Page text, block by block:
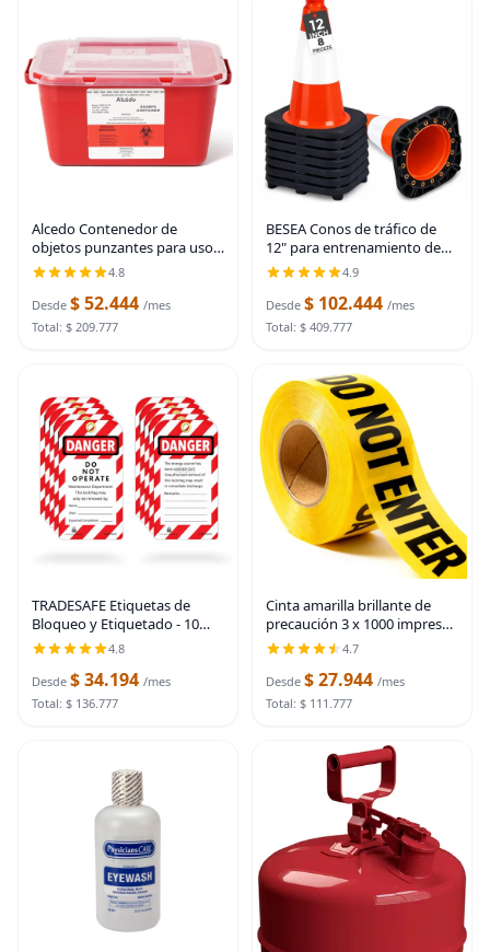
Alcedo Contenedor de
objetos punzantes para uso
doméstico 1 galón (1
paquete), eliminación de
agujas y jeringas
biopeligrosas
4.8
Desde $ 52.444 /mes
Total: $ 209.777
BESEA Conos de tráfico de
12" para entrenamiento de
fútbol, conos deportivos,
conos para estacionamiento
en carretera con collar
altamente
4.9
Desde $ 102.444 /mes
Total: $ 409.777
TRADESAFE Etiquetas de
Bloqueo y Etiquetado - 10
Etiquetas de Peligro No
Operar con 10 Abrazaderas
de Nylon, Vinilo Premium de
32 mil, Etiquetas
4.8
Desde $ 34.194 /mes
Total: $ 136.777
Cinta amarilla brillante de
precaución 3 x 1000 impresa
en negro contrastante, 3
pulgadas. Ancha para la
máxima legibilidad. Diseño
resistente.
4.7
Desde $ 27.944 /mes
Total: $ 111.777